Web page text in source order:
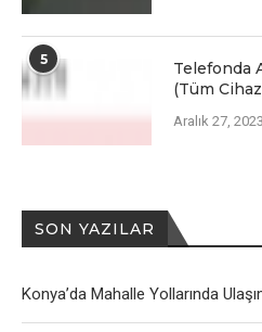
5
Telefonda
(Tüm
Aralık 27, 2023
SON YAZILAR
Konya’da Mahalle Yollarında